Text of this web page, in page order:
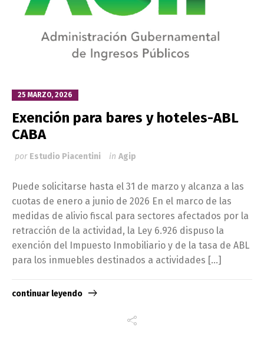
25 MARZO, 2026
Exención para bares y hoteles-ABL
CABA
por Estudio Piacentini in Agip
Puede solicitarse hasta el 31 de marzo y alcanza a las
cuotas de enero a junio de 2026 En el marco de las
medidas de alivio fiscal para sectores afectados por la
retracción de la actividad, la Ley 6.926 dispuso la
exención del Impuesto Inmobiliario y de la tasa de ABL
para los inmuebles destinados a actividades […]
continuar leyendo